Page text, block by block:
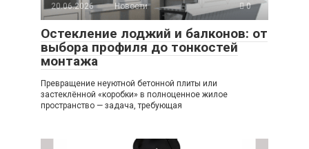
20.06.2026 Новости 0
Остекление лоджий и балконов: от
выбора профиля до тонкостей
монтажа
Превращение неуютной бетонной плиты или
застеклённой «коробки» в полноценное жилое
пространство — задача, требующая